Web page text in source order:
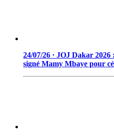
24/07/26 · JOJ Dakar
signé Mamy Mbaye pour